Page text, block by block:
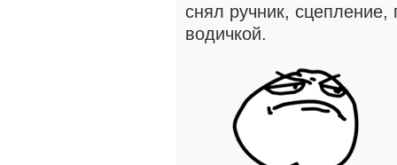
снял ручник,
водичкой.